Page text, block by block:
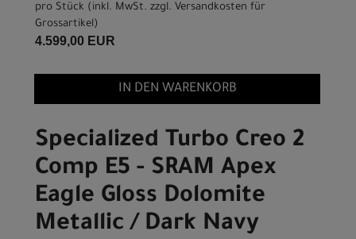
pro Stück (inkl. MwSt. zzgl. Versandkosten für
Grossartikel)
4.599,00 EUR
IN DEN WARENKORB
Specialized Turbo Creo 2
Comp E5 - SRAM Apex
Eagle Gloss Dolomite
Metallic / Dark Navy